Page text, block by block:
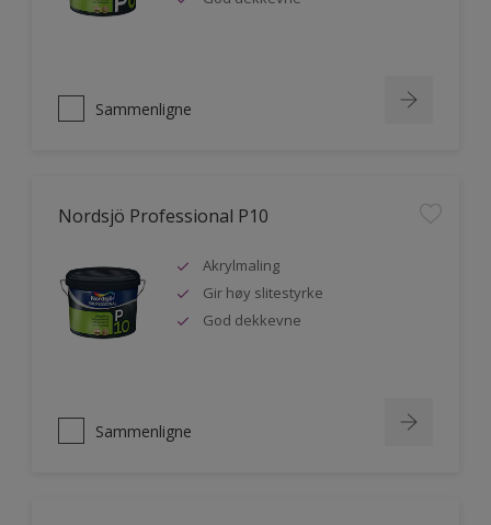
Sammenligne
Nordsjö Professional P10
Akrylmaling
Gir høy slitestyrke
God dekkevne
Sammenligne